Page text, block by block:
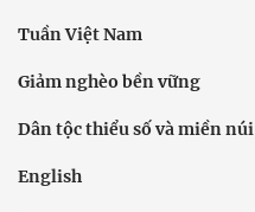
Tuần Việt Nam
Giảm nghèo bền vững
Dân tộc thiểu số và miền núi
English